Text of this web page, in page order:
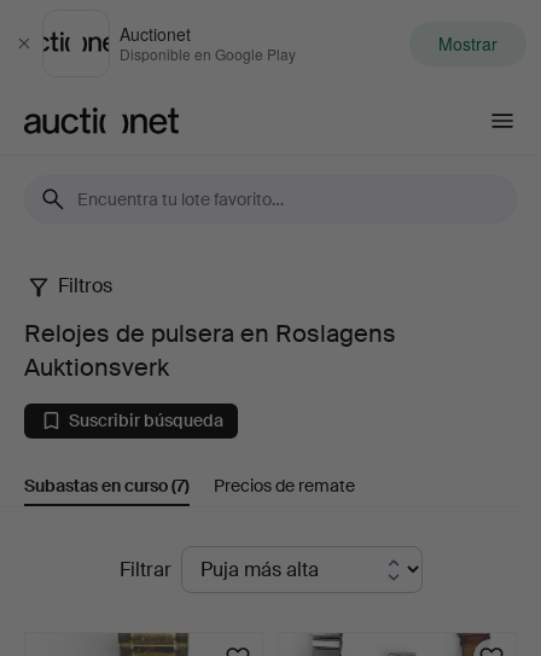
Cerrar
Auctionet
Disponible en Google Play Mostrar
Relojes
de
pulsera
en
Auktionsverk
Filtros
Relojes de pulsera en Roslagens
Auktionsverk
Suscribir búsqueda
Subastas en curso(7) Precios de remate
SubastasFiltrar